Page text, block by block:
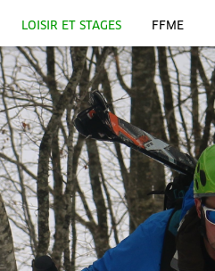
LOISIR ET STAGES FFME